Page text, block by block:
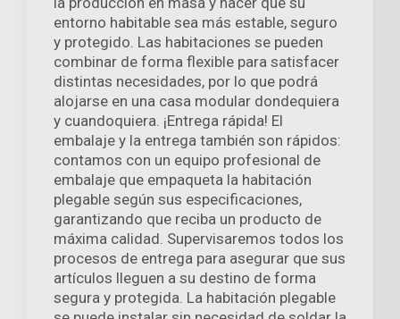
entorno habitable sea más estable, seguro
y protegido. Las habitaciones se pueden
combinar de forma flexible para satisfacer
distintas necesidades, por lo que podrá
alojarse en una casa modular dondequiera
y cuandoquiera. ¡Entrega rápida! El
embalaje y la entrega también son rápidos:
contamos con un equipo profesional de
embalaje que empaqueta la habitación
plegable según sus especificaciones,
garantizando que reciba un producto de
máxima calidad. Supervisaremos todos los
procesos de entrega para asegurar que sus
artículos lleguen a su destino de forma
segura y protegida. La habitación plegable